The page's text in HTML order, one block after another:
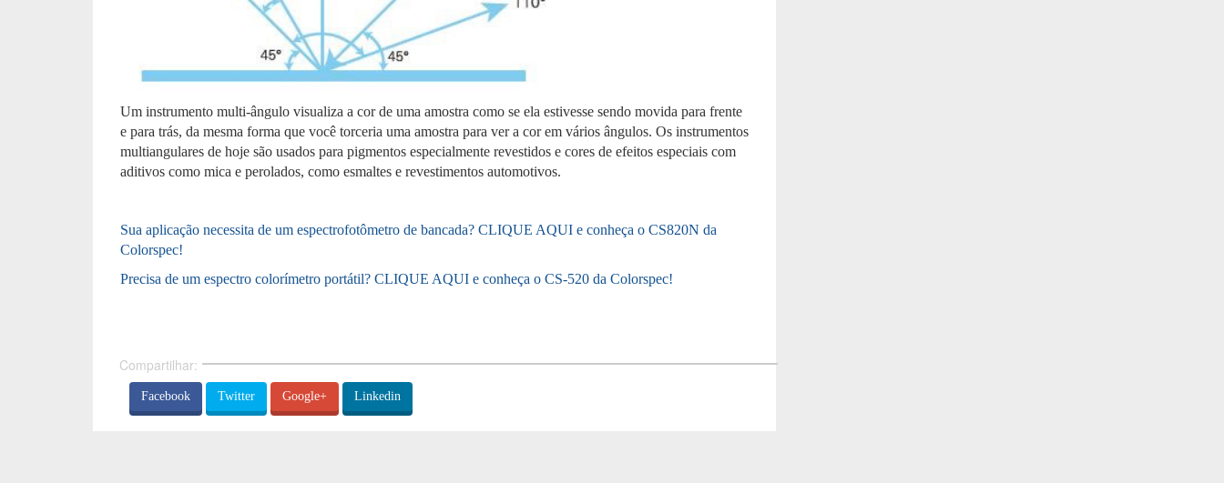
Um instrumento multi-ângulo visualiza a cor de uma amostra como se ela estivesse sendo movida para frente
e para trás, da mesma forma que você torceria uma amostra para ver a cor em vários ângulos. Os instrumentos
multiangulares de hoje são usados ​​para pigmentos especialmente revestidos e cores de efeitos especiais com
aditivos como mica e perolados, como esmaltes e revestimentos automotivos.
Sua aplicação necessita de um espectrofotômetro de bancada? CLIQUE AQUI e conheça o CS820N da
Colorspec!
Precisa de um espectro colorímetro portátil? CLIQUE AQUI e conheça o CS-520 da Colorspec!
Compartilhar:
Facebook Twitter Google+ Linkedin